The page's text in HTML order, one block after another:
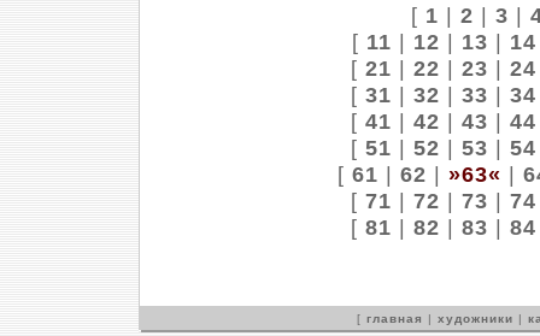
[ 1 | 2 | 3 |
[ 11 | 12 | 13 | 14
[ 21 | 22 | 23 | 24
[ 31 | 32 | 33 | 34
[ 41 | 42 | 43 | 44
[ 51 | 52 | 53 | 54
[ 61 | 62 | »63« |
[ 71 | 72 | 73 | 74
[ 81 | 82 | 83 | 84
[ главная | художники |